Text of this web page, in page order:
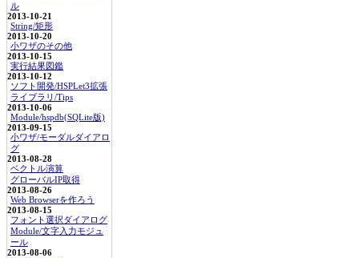
ル
2013-10-21
String/矩形
2013-10-20
小ワザのその他
2013-10-15
実行結果図鑑
2013-10-12
ソフト開発/HSPLet3拡張
ライブラリ/Tips
2013-10-06
Module/hspdb(SQLite版)
2013-09-15
小ワザ/モーダルダイアロ
グ
2013-08-28
ベクトル演算
グローバルIP取得
2013-08-26
Web Browserを作ろう
2013-08-15
フォント選択ダイアログ
Module/文字入力モジュ
ール
2013-08-06